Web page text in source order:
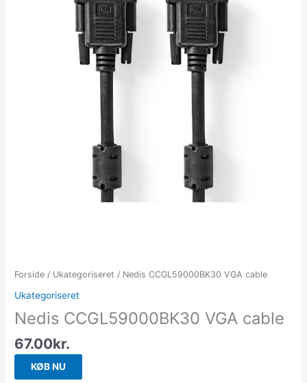
Forside / Ukategoriseret / Nedis CCGL59000BK30 VGA cable
Ukategoriseret
Nedis CCGL59000BK30 VGA cable
67.00kr.
KØB NU